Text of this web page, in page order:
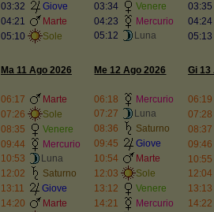
03:32
Giove
04:21
Marte
05:10
Sole
03:34
Venere
04:23
Mercurio
05:12
Luna
03:35
04:24
05:13
Ma 11 Ago 2026
06:17
Marte
07:26
Sole
08:35
Venere
09:44
Mercurio
10:53
Luna
12:02
Saturno
13:11
Giove
14:20
Marte
Me 12 Ago 2026
06:18
Mercurio
07:27
Luna
08:36
Saturno
09:45
Giove
10:54
Marte
12:03
Sole
13:12
Venere
14:21
Mercurio
Gi 13
06:19
07:28
08:37
09:46
10:55
12:04
13:13
14:22